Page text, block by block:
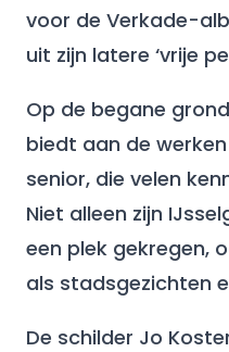
voor de Verkade-
uit zijn latere ‘vrije
Op de begane
biedt aan de
senior, die velen
Niet alleen zijn
een plek gekregen,
als stadsgezichten
De schilder Jo